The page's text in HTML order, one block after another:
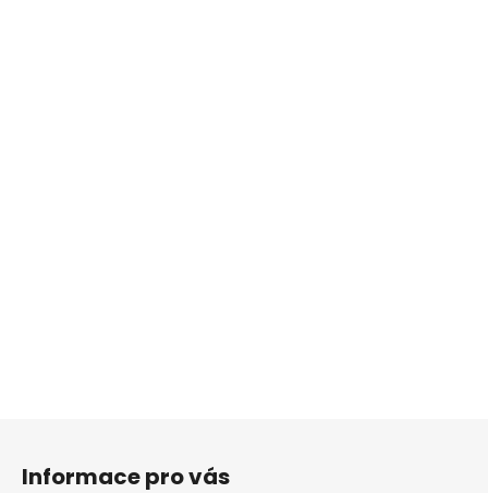
Informace pro vás